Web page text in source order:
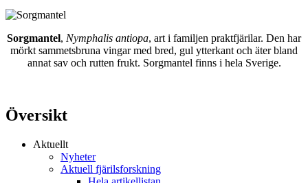
Sorgmantel, Nymphalis antiopa, art i familjen praktfjärilar. Den har
mörkt sammetsbruna vingar med bred, gul ytterkant och äter bland
annat sav och rutten frukt. Sorgmantel finns i hela Sverige.
Översikt
Aktuellt
Nyheter
Aktuell fjärilsforskning